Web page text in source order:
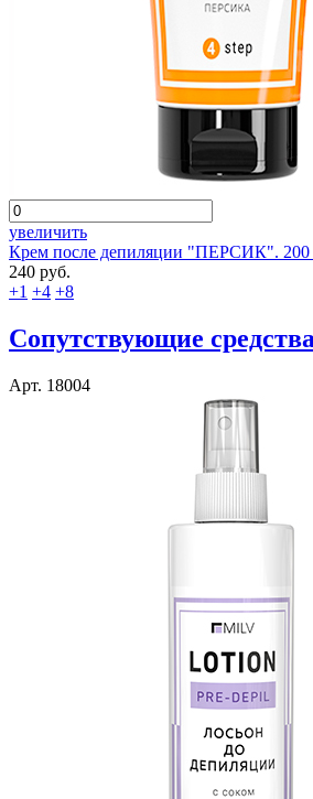
увеличить
Крем после депиляции "ПЕРСИК". 200
240 руб.
+1 +4 +8
Сопутствующие
Арт. 18004